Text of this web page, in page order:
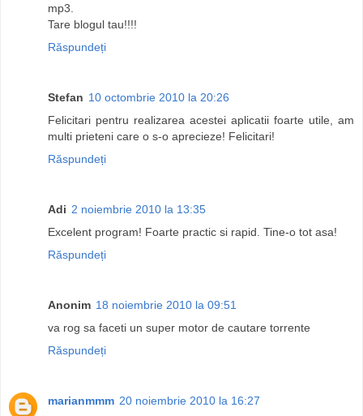
mp3.
Tare blogul tau!!!!
Răspundeți
Stefan 10 octombrie 2010 la 20:26
Felicitari pentru realizarea acestei aplicatii foarte utile, am
multi prieteni care o s-o aprecieze! Felicitari!
Răspundeți
Adi 2 noiembrie 2010 la 13:35
Excelent program! Foarte practic si rapid. Tine-o tot asa!
Răspundeți
Anonim 18 noiembrie 2010 la 09:51
va rog sa faceti un super motor de cautare torrente
Răspundeți
marianmmm 20 noiembrie 2010 la 16:27